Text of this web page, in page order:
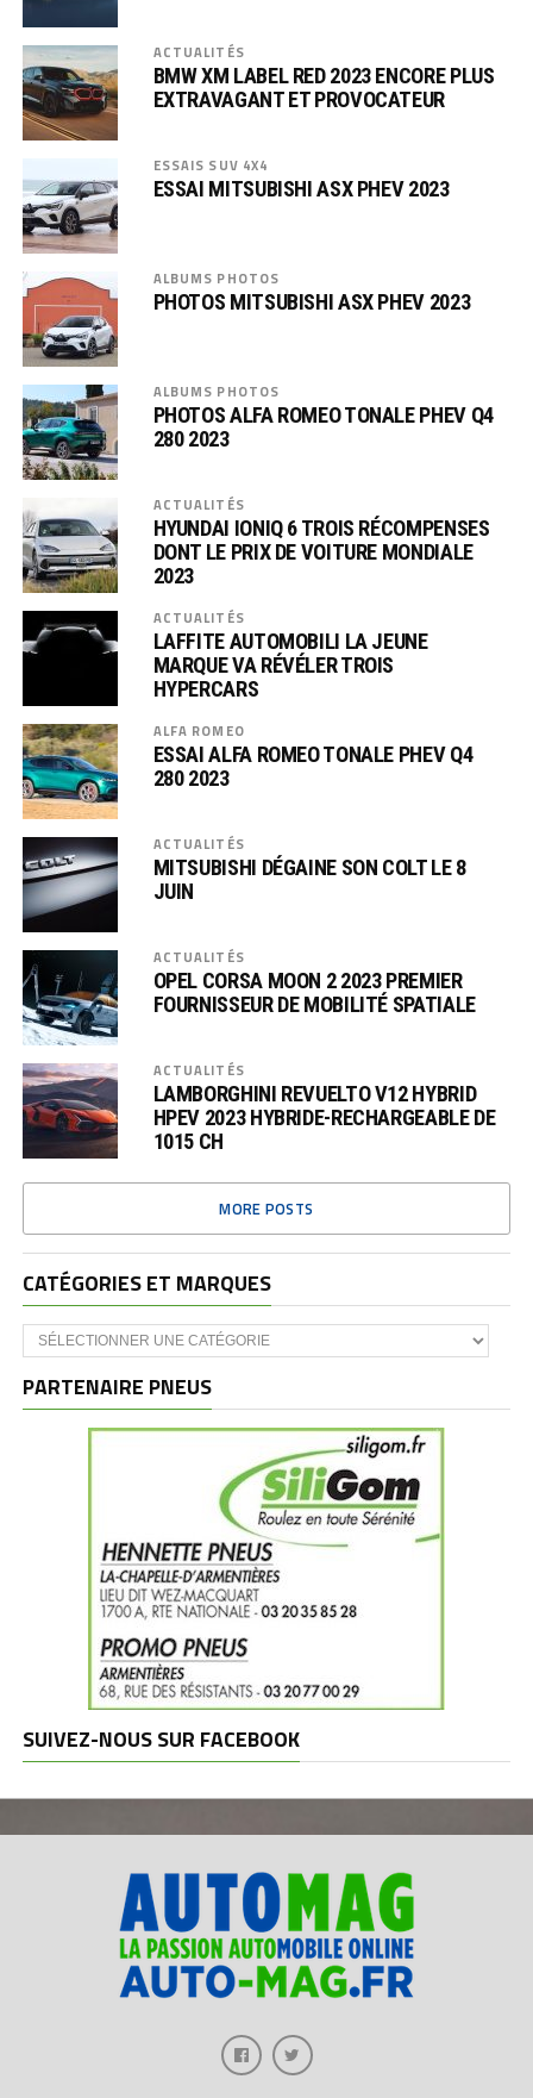
ACTUALITÉS
BMW XM LABEL RED 2023 ENCORE PLUS
EXTRAVAGANT ET PROVOCATEUR
ESSAIS SUV 4X4
ESSAI MITSUBISHI ASX PHEV 2023
ALBUMS PHOTOS
PHOTOS MITSUBISHI ASX PHEV 2023
ALBUMS PHOTOS
PHOTOS ALFA ROMEO TONALE PHEV Q4
280 2023
ACTUALITÉS
HYUNDAI IONIQ 6 TROIS RÉCOMPENSES
DONT LE PRIX DE VOITURE MONDIALE
2023
ACTUALITÉS
LAFFITE AUTOMOBILI LA JEUNE
MARQUE VA RÉVÉLER TROIS
HYPERCARS
ALFA ROMEO
ESSAI ALFA ROMEO TONALE PHEV Q4
280 2023
ACTUALITÉS
MITSUBISHI DÉGAINE SON COLT LE 8
JUIN
ACTUALITÉS
OPEL CORSA MOON 2 2023 PREMIER
FOURNISSEUR DE MOBILITÉ SPATIALE
ACTUALITÉS
LAMBORGHINI REVUELTO V12 HYBRID
HPEV 2023 HYBRIDE-RECHARGEABLE DE
1015 CH
MORE POSTS
CATÉGORIES ET MARQUES
Catégories
et
PARTENAIRE PNEUS
SUIVEZ-NOUS SUR FACEBOOK